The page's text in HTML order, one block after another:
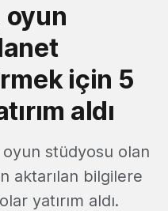
oyun
için 5
aldı
oyun stüdyosu olan
aktarılan bilgilere
yatırım aldı.